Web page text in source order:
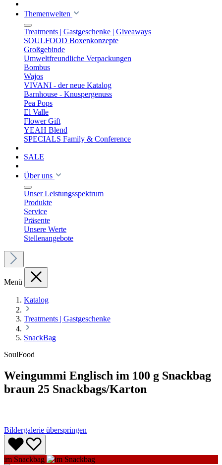
Themenwelten
Treatments | Gastgeschenke | Giveaways
SOULFOOD Boxenkonzepte
Großgebinde
Umweltfreundliche Verpackungen
Bombus
Wajos
VIVANI - der neue Katalog
Barnhouse - Knuspergenuss
Pea Pops
El Valle
Flower Gift
YEAH Blend
SPECIALS Family & Conference
SALE
Über uns
Unser Leistungsspektrum
Produkte
Service
Präsente
Unsere Werte
Stellenangebote
Menü
Katalog
Treatments | Gastgeschenke
SnackBag
SoulFood
Weingummi Englisch im 100 g Snackbag
braun 25 Snackbags/Karton
Bildergalerie überspringen
im Snackbag